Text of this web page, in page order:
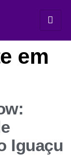
em
Iguaçu